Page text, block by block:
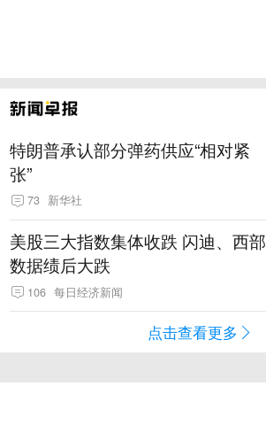
特朗普承认部分弹药供应“相对紧
张”
73 新华社
美股三大指数集体收跌 闪迪、西部
数据绩后大跌
106 每日经济新闻
点击查看更多